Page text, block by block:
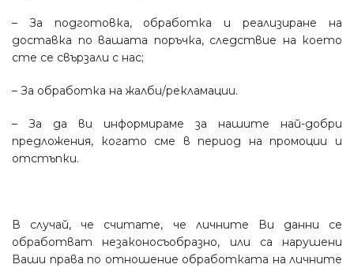
– За подготовка, обработка и реализиране на
доставка по вашата поръчка, следствие на което
сте се свързали с нас;
– За обработка на жалби/рекламации.
– За да ви информираме за нашите най-добри
предложения, когато сме в период на промоции и
отстъпки.
В случай, че считате, че личните Ви данни се
обработват незаконосъобразно, или са нарушени
Ваши права по отношение обработката на личните